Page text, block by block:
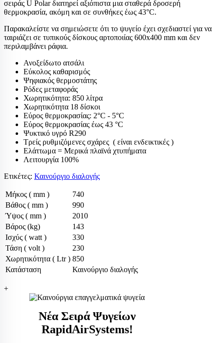
σειράς U Polar διατηρεί αξιόπιστα μια σταθερά δροσερή
θερμοκρασία, ακόμη και σε συνθήκες έως 43°C.
Παρακαλείστε να σημειώσετε ότι το ψυγείο έχει σχεδιαστεί για να
ταιριάζει σε τυπικούς δίσκους αρτοποιίας 600x400 mm και δεν
περιλαμβάνει ράφια.
Ανοξείδωτο ατσάλι
Εύκολος καθαρισμός
Ψηφιακός θερμοστάτης
Ρόδες μεταφοράς
Χωρητικότητα: 850 λίτρα
Χωρητικότητα 18 δίσκοι
Εύρος θερμοκρασίας: 2°C - 5°C
Εύρος θερμοκρασίας έως 43 °C
Ψυκτικό υγρό R290
Τρείς ρυθμιζόμενες σχάρες ( είναι ενδεικτικές )
Ελάττωμα = Μερικά πλαϊνά χτυπήματα
Λειτουργία 100%
Ετικέτες: Καινούργιο διαλογής
Μήκος ( mm )
740
Βάθος ( mm )
990
Ύψος ( mm )
2010
Βάρος (kg)
143
Ισχύς ( watt )
330
Τάση ( volt )
230
Χωρητικότητα ( Ltr ) 850
Κατάσταση
Καινούργιο διαλογής
+
Νέα Σειρά Ψυγείων
RapidAirSystems!